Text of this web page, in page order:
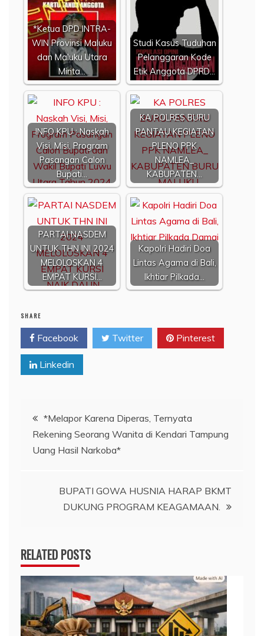
*Ketua DPD INTRA-
WIN Provinsi Maluku
dan Maluku Utara
Minta…
Studi Kasus Tuduhan
Pelanggaran Kode
Etik Anggota DPRD…
INFO KPU : Naskah
Visi, Misi, Program
Pasangan Calon
Bupati…
KA POLRES BURU
PANTAU KEGIATAN
PLENO PPK
NAMLEA_
KABUPATEN…
PARTAI NASDEM
UNTUK THN INI 2024
MELOLOSKAN 4
EMPAT KURSI…
Kapolri Hadiri Doa
Lintas Agama di Bali,
Ikhtiar Pilkada…
SHARE
Facebook Twitter Pinterest
Linkedin
Navigasi
pos
*Melapor Karena Diperas, Ternyata
Rekening Seorang Wanita di Kendari Tampung
Uang Hasil Narkoba*
BUPATI GOWA HUSNIA HARAP BKMT
DUKUNG PROGRAM KEAGAMAAN.
RELATED POSTS